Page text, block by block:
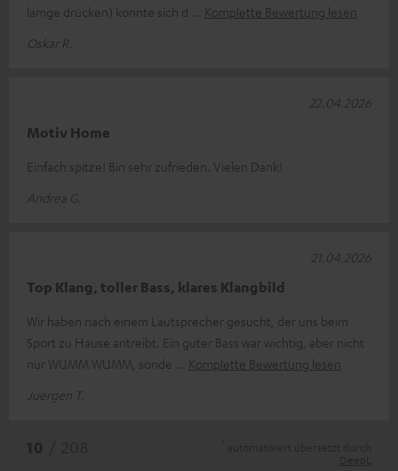
lamge drücken) konnte sich d
Komplette Bewertung lesen
Oskar R.
Motiv Home
Einfach spitze! Bin sehr zufrieden. Vielen Dank!
Andrea G.
22.04.2026
Top Klang, toller Bass, klares Klangbild
Wir haben nach einem Lautsprecher gesucht, der uns beim
Sport zu Hause antreibt. Ein guter Bass war wichtig, aber nicht
nur WUMM WUMM, sonde
Komplette Bewertung lesen
Juergen T.
21.04.2026